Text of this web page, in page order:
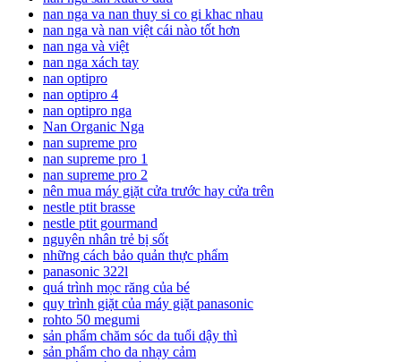
nan nga va nan thuy si co gi khac nhau
nan nga và nan việt cái nào tốt hơn
nan nga và việt
nan nga xách tay
nan optipro
nan optipro 4
nan optipro nga
Nan Organic Nga
nan supreme pro
nan supreme pro 1
nan supreme pro 2
nên mua máy giặt cửa trước hay cửa trên
nestle ptit brasse
nestle ptit gourmand
nguyên nhân trẻ bị sốt
những cách bảo quản thực phẩm
panasonic 322l
quá trình mọc răng của bé
quy trình giặt của máy giặt panasonic
rohto 50 megumi
sản phẩm chăm sóc da tuổi dậy thì
sản phẩm cho da nhạy cảm